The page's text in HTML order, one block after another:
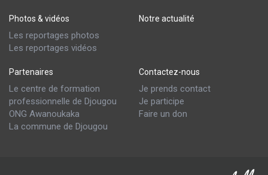
Photos & vidéos
Les reportages photos
Les reportages vidéos
Notre actualité
Partenaires
Le centre de formation
professionnelle de Djougou
ONG Awanoukaka
La commune de Djougou
Contactez-nous
Je prends contact
Je participe
Faire un don